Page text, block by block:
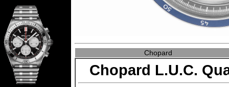
Chopard
Chopard L.U.C.